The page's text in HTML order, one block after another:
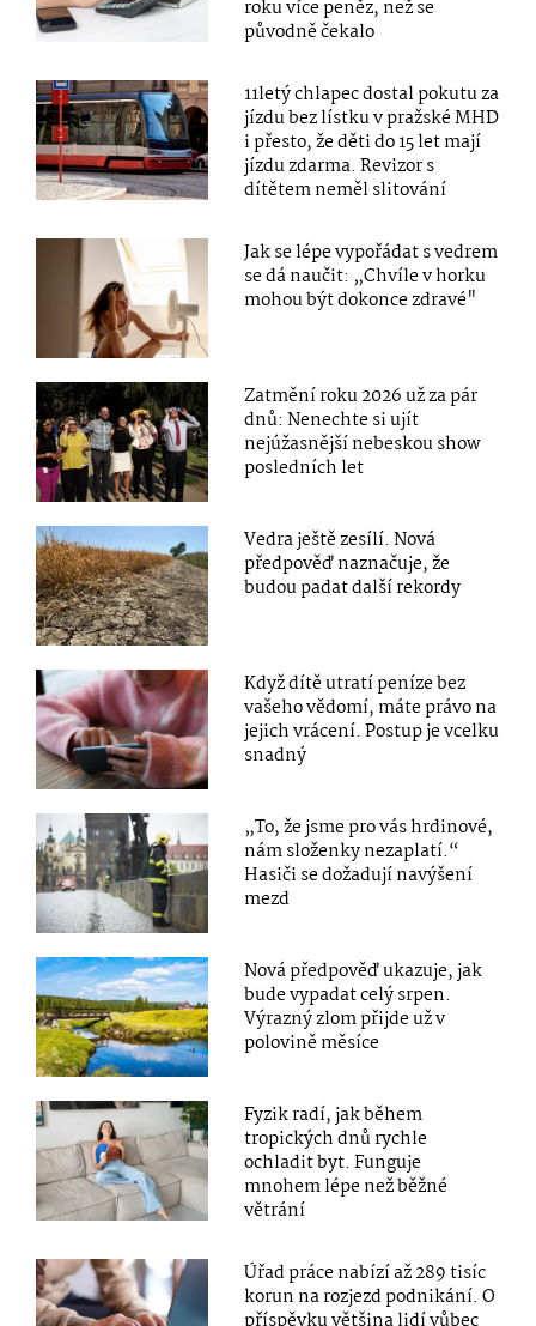
roku více peněz, než se
původně čekalo
11letý chlapec dostal pokutu za
jízdu bez lístku v pražské MHD
i přesto, že děti do 15 let mají
jízdu zdarma. Revizor s
dítětem neměl slitování
Jak se lépe vypořádat s vedrem
se dá naučit: „Chvíle v horku
mohou být dokonce zdravé"
Zatmění roku 2026 už za pár
dnů: Nenechte si ujít
nejúžasnější nebeskou show
posledních let
Vedra ještě zesílí. Nová
předpověď naznačuje, že
budou padat další rekordy
Když dítě utratí peníze bez
vašeho vědomí, máte právo na
jejich vrácení. Postup je vcelku
snadný
„To, že jsme pro vás hrdinové,
nám složenky nezaplatí.“
Hasiči se dožadují navýšení
mezd
Nová předpověď ukazuje, jak
bude vypadat celý srpen.
Výrazný zlom přijde už v
polovině měsíce
Fyzik radí, jak během
tropických dnů rychle
ochladit byt. Funguje
mnohem lépe než běžné
větrání
Úřad práce nabízí až 289 tisíc
korun na rozjezd podnikání. O